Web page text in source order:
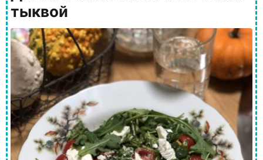
тыквой